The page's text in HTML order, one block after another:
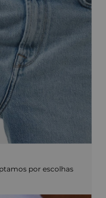
por escolhas